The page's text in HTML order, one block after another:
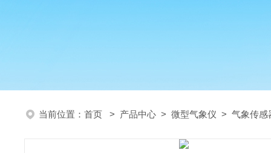
当前位置： 首页 > 产品中心 > 微型气象仪 > 气象传感